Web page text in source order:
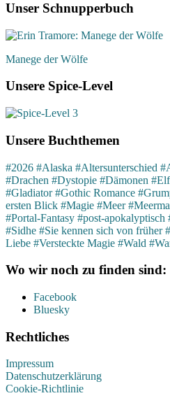
Unser Schnupperbuch
Manege der Wölfe
Unsere Spice-Level
Unsere Buchthemen
#2026 #Alaska #Altersunterschied
#Drachen #Dystopie #Dämonen
#Gladiator #Gothic Romance
ersten Blick #Magie #Meer
#Portal-Fantasy #post-apokalyptisch
#Sidhe #Sie kennen sich von früher
Liebe #Versteckte Magie #Wald
Wo wir noch zu finden sind:
Facebook
Bluesky
Rechtliches
Impressum
Datenschutzerklärung
Cookie-Richtlinie